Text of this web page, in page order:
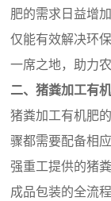
肥的需求日益增
仅能有效解决环
一席之地，助力
二、猪粪加工有
猪粪加工有机肥
骤都需要配备相
强重工提供的猪
成品包装的全流